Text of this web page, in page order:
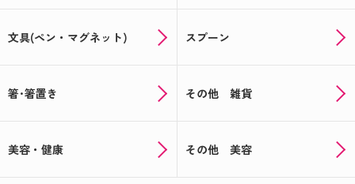
文具(ペン・マグネット) スプーン
箸･箸置き その他 雑貨
美容・健康 その他 美容